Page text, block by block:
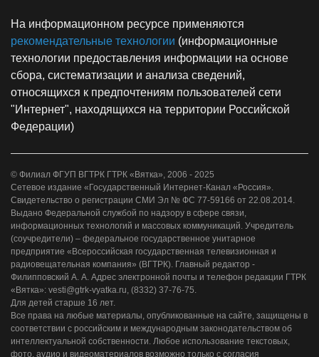
На информационном ресурсе применяются
рекомендательные технологии (информационные
технологии предоставления информации на основе
сбора, систематизации и анализа сведений,
относящихся к предпочтениям пользователей сети
"Интернет", находящихся на территории Российской
Федерации)
© Филиал ФГУП ВГТРК ГТРК «Вятка», 2006 - 2025
Сетевое издание «Государственный Интернет-Канал «Россия».
Свидетельство о регистрации СМИ Эл № ФС 77-59166 от 22.08.2014.
Выдано Федеральной службой по надзору в сфере связи,
информационных технологий и массовых коммуникаций. Учредитель
(соучредители) – федеральное государственное унитарное
предприятие «Всероссийская государственная телевизионная и
радиовещательная компания» (ВГТРК). Главный редактор -
Филипповский А. А. Адрес электронной почты и телефон редакции ГТРК
«Вятка»: vesti@gtrk-vyatka.ru, (8332) 37-76-75.
Для детей старше 16 лет.
Все права на любые материалы, опубликованные на сайте, защищены в
соответствии с российским и международным законодательством об
интеллектуальной собственности. Любое использование текстовых,
фото, аудио и видеоматериалов возможно только с согласия